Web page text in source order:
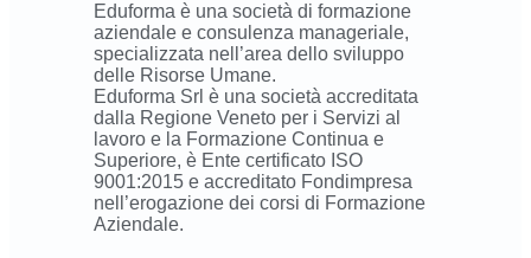
Eduforma è una società di formazione
aziendale e consulenza manageriale,
specializzata nell’area dello sviluppo
delle Risorse Umane.
Eduforma Srl è una società accreditata
dalla Regione Veneto per i Servizi al
lavoro e la Formazione Continua e
Superiore, è Ente certificato ISO
9001:2015 e accreditato Fondimpresa
nell’erogazione dei corsi di Formazione
Aziendale.